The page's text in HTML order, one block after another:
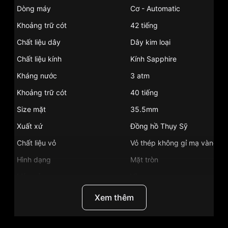
Dòng máy
Cơ - Automatic
Khoảng trữ cót
42 tiếng
Chất liệu dây
Dây kim loại
Chất liệu kính
Kính Sapphire
Kháng nước
3 atm
Khoảng trữ cót
40 tiếng
Size mặt
35.5mm
Xuất xứ
Đồng hồ Thụy Sỹ
Chất liệu vỏ
Vỏ thép không gỉ mạ vàng
Hình dạng
Mặt tròn
Giờ, phút, giây, lịch ngày
Xem thêm